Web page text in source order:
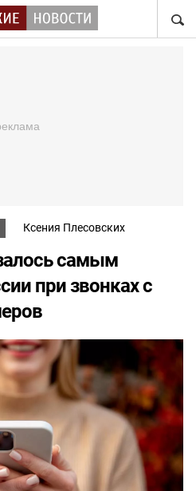
Ксения Плесовских
самым
при звонках с